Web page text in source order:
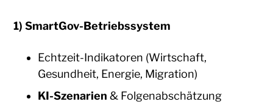
1) SmartGov-Betriebssystem
Echtzeit-Indikatoren (Wirtschaft,
Gesundheit, Energie, Migration)
KI-Szenarien & Folgenabschätzung